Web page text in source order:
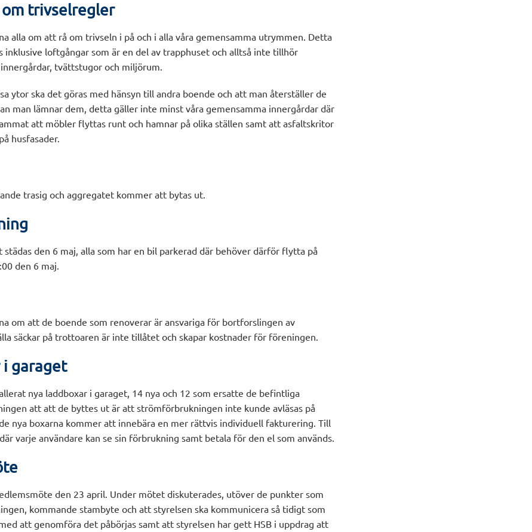
trivselregler
alla om att rå om trivseln i på och i alla våra gemensamma utrymmen. Detta
inklusive loftgångar som är en del av trapphuset och alltså inte tillhör
tvättstugor och miljörum.
ytor ska det göras med hänsyn till andra boende och att man återställer de
man lämnar dem, detta gäller inte minst våra gemensamma innergårdar där
att möbler flyttas runt och hamnar på olika ställen samt att asfaltskritor
husfasader.
trasig och aggregatet kommer att bytas ut.
städas den 6 maj, alla som har en bil parkerad där behöver därför flytta på
den 6 maj.
om att de boende som renoverar är ansvariga för bortforslingen av
säckar på trottoaren är inte tillåtet och skapar kostnader för föreningen.
i garaget
nya laddboxar i garaget, 14 nya och 12 som ersatte de befintliga
att att de byttes ut är att strömförbrukningen inte kunde avläsas på
nya boxarna kommer att innebära en mer rättvis individuell fakturering. Till
varje användare kan se sin förbrukning samt betala för den el som används.
den 23 april. Under mötet diskuterades, utöver de punkter som
kommande stambyte och att styrelsen ska kommunicera så tidigt som
att genomföra det påbörjas samt att styrelsen har gett HSB i uppdrag att